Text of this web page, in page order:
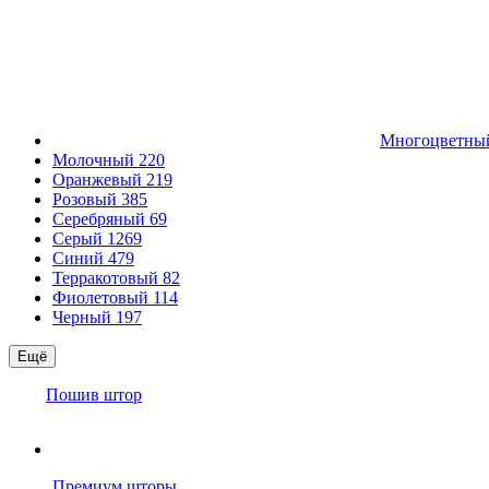
Молочный 220
Оранжевый 219
Розовый 385
Серебряный 69
Серый 1269
Синий 479
Терракотовый 82
Фиолетовый 114
Черный 197
Ещё
Пошив штор